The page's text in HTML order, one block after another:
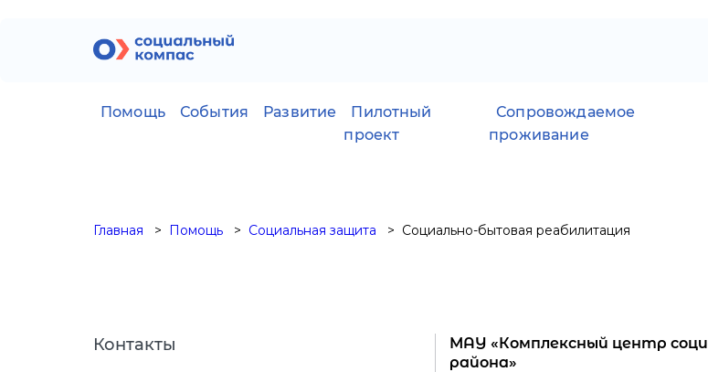
Помощь События Развитие
Пилотный
проект
Сопровождаемое
проживание
Главная Помощь Социальная защита Социально-бытовая реабилитация
Контакты
МАУ «Комплексный центр
района»